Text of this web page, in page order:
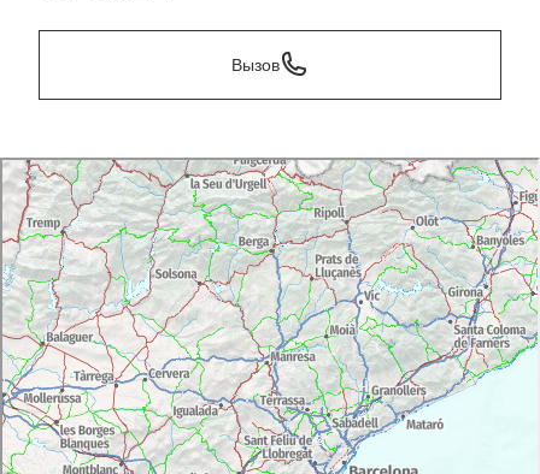
Вызов